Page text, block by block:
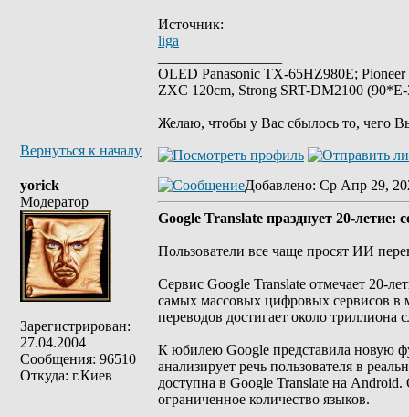
Источник:
liga
OLED Panasonic TX-65HZ980E;
ZXC 120cm, Strong SRT-DM2100
Желаю, чтобы у Вас сбылось то, чего
Вернуться к началу
yorick
Модератор
Зарегистрирован:
27.04.2004
Сообщения: 96510
Откуда: г.Киев
Добавлено: Ср Апр 29,
Google Translate празднует 20-
Пользователи все чаще просят ИИ
Сервис Google Translate отмечает 20-
самых массовых цифровых сервисов в
переводов достигает около триллиона
К юбилею Google представила новую
анализирует речь пользователя в
доступна в Google Translate на
ограниченное количество языков.